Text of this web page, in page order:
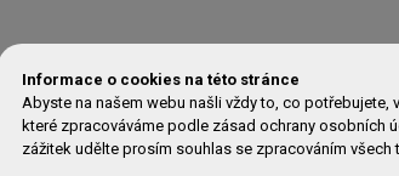
Informace o cookies na této stránce
Abyste na našem webu našli vždy to, co potřebujete,
které zpracováváme podle zásad ochrany osobních
zážitek udělte prosím souhlas se zpracováním všech